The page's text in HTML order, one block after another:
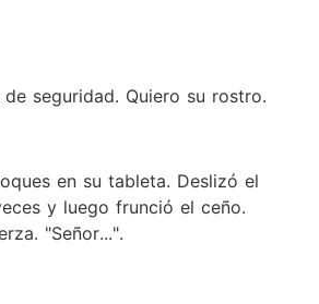
seguridad. Quiero su rostro.
en su tableta. Deslizó el
y luego frunció el ceño.
"Señor...".